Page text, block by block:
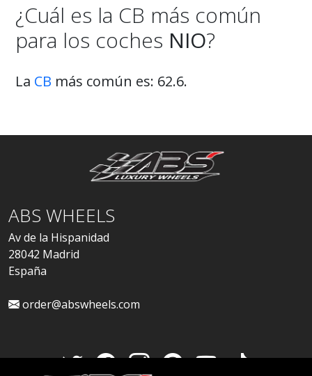
¿Cuál es la CB más común
para los coches NIO?
La CB más común es: 62.6.
ABS WHEELS
Av de la Hispanidad
28042 Madrid
España
order@abswheels.com